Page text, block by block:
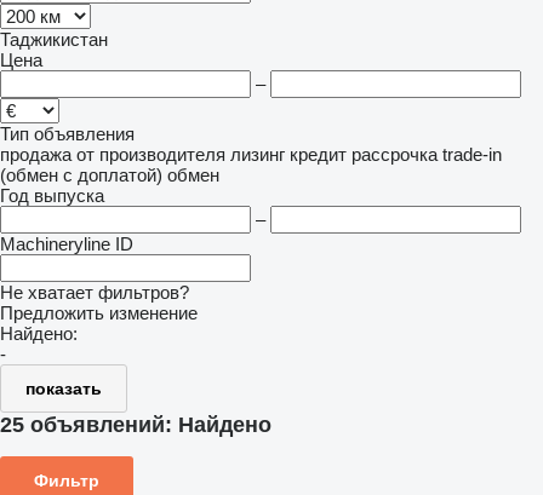
Таджикистан
Цена
–
Тип объявления
продажа от производителя лизинг кредит рассрочка trade-in
(обмен с доплатой) обмен
Год выпуска
–
Machineryline ID
Не хватает фильтров?
Предложить изменение
Найдено:
-
показать
25 объявлений: Найдено
Фильтр